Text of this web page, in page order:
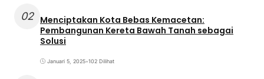
02 Menciptakan Kota Bebas Kemacetan:
Pembangunan Kereta Bawah Tanah sebagai
Solusi
Januari 5, 2025•102 Dilihat